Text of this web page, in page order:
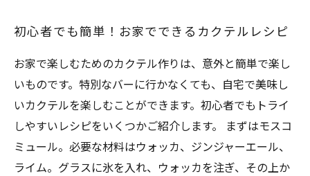
初心者でも簡単！お家でできるカクテルレシピ
お家で楽しむためのカクテル作りは、意外と簡単で楽し
いものです。特別なバーに行かなくても、自宅で美味し
いカクテルを楽しむことができます。初心者でもトライ
しやすいレシピをいくつかご紹介します。 まずはモスコ
ミュール。必要な材料はウォッカ、ジンジャーエール、
ライム。グラスに氷を入れ、ウォッカを注ぎ、その上か